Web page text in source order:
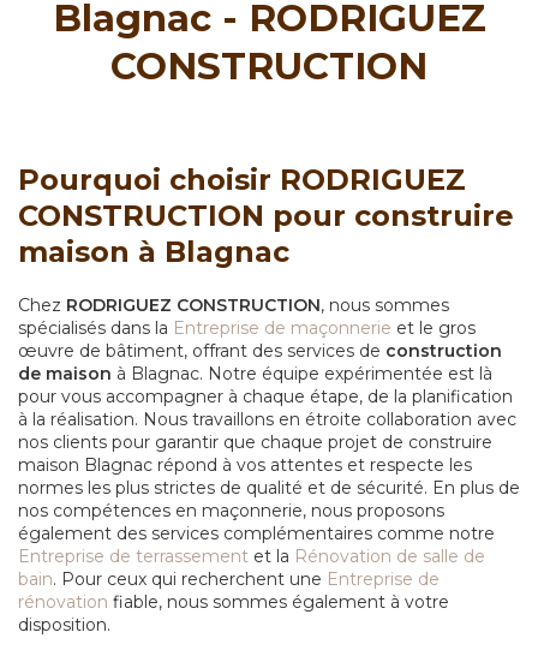
Blagnac - RODRIGUEZ
CONSTRUCTION
Pourquoi choisir RODRIGUEZ
CONSTRUCTION pour construire
maison à Blagnac
Chez RODRIGUEZ CONSTRUCTION, nous sommes
spécialisés dans la Entreprise de maçonnerie et le gros
œuvre de bâtiment, offrant des services de construction
de maison à Blagnac. Notre équipe expérimentée est là
pour vous accompagner à chaque étape, de la planification
à la réalisation. Nous travaillons en étroite collaboration avec
nos clients pour garantir que chaque projet de construire
maison Blagnac répond à vos attentes et respecte les
normes les plus strictes de qualité et de sécurité. En plus de
nos compétences en maçonnerie, nous proposons
également des services complémentaires comme notre
Entreprise de terrassement et la Rénovation de salle de
bain. Pour ceux qui recherchent une Entreprise de
rénovation fiable, nous sommes également à votre
disposition.